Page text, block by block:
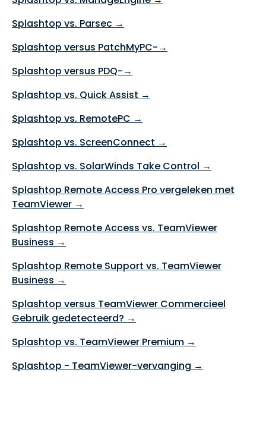
Splashtop vs. Parsec →
Splashtop versus PatchMyPC-→
Splashtop versus PDQ-→
Splashtop vs. Quick Assist →
Splashtop vs. RemotePC →
Splashtop vs. ScreenConnect →
Splashtop vs. SolarWinds Take Control →
Splashtop Remote Access Pro vergeleken met
TeamViewer →
Splashtop Remote Access vs. TeamViewer
Business →
Splashtop Remote Support vs. TeamViewer
Business →
Splashtop versus TeamViewer Commercieel
Gebruik gedetecteerd? →
Splashtop vs. TeamViewer Premium →
Splashtop - TeamViewer-vervanging →